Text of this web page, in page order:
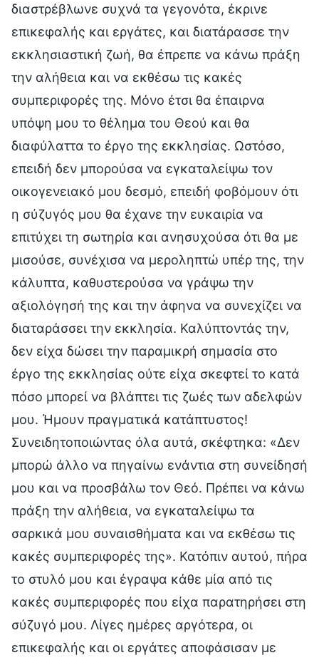
διαστρέβλωνε συχνά τα γεγονότα, έκρινε
επικεφαλής και εργάτες, και διατάρασσε την
εκκλησιαστική ζωή, θα έπρεπε να κάνω πράξη
την αλήθεια και να εκθέσω τις κακές
συμπεριφορές της. Μόνο έτσι θα έπαιρνα
υπόψη μου το θέλημα του Θεού και θα
διαφύλαττα το έργο της εκκλησίας. Ωστόσο,
επειδή δεν μπορούσα να εγκαταλείψω τον
οικογενειακό μου δεσμό, επειδή φοβόμουν ότι
η σύζυγός μου θα έχανε την ευκαιρία να
επιτύχει τη σωτηρία και ανησυχούσα ότι θα με
μισούσε, συνέχισα να μεροληπτώ υπέρ της, την
κάλυπτα, καθυστερούσα να γράψω την
αξιολόγησή της και την άφηνα να συνεχίζει να
διαταράσσει την εκκλησία. Καλύπτοντάς την,
δεν είχα δώσει την παραμικρή σημασία στο
έργο της εκκλησίας ούτε είχα σκεφτεί το κατά
πόσο μπορεί να βλάπτει τις ζωές των αδελφών
μου. Ήμουν πραγματικά κατάπτυστος!
Συνειδητοποιώντας όλα αυτά, σκέφτηκα: «Δεν
μπορώ άλλο να πηγαίνω ενάντια στη συνείδησή
μου και να προσβάλω τον Θεό. Πρέπει να κάνω
πράξη την αλήθεια, να εγκαταλείψω τα
σαρκικά μου συναισθήματα και να εκθέσω τις
κακές συμπεριφορές της». Κατόπιν αυτού, πήρα
το στυλό μου και έγραψα κάθε μία από τις
κακές συμπεριφορές που είχα παρατηρήσει στη
σύζυγό μου. Λίγες ημέρες αργότερα, οι
επικεφαλής και οι εργάτες αποφάσισαν με